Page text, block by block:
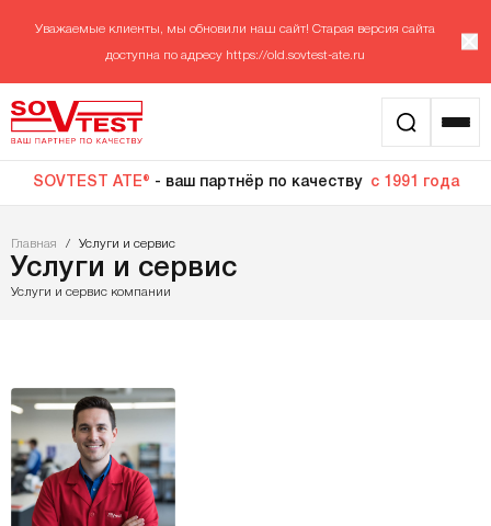
Уважаемые клиенты, мы обновили наш сайт! Старая версия сайта
доступна по адресу https://old.sovtest-ate.ru
SOVTEST ATE® - ваш партнёр по качеству с 1991 года
Главная / Услуги и сервис
Услуги и сервис
Услуги и сервис компании